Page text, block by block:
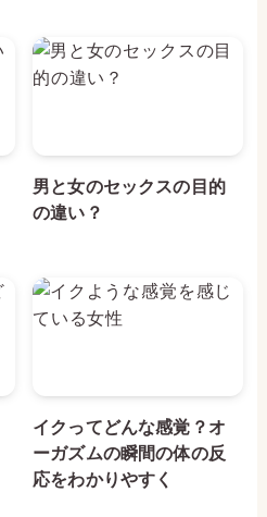
男と女のセックスの目的
の違い？
イクってどんな感覚？オ
ーガズムの瞬間の体の反
応をわかりやすく